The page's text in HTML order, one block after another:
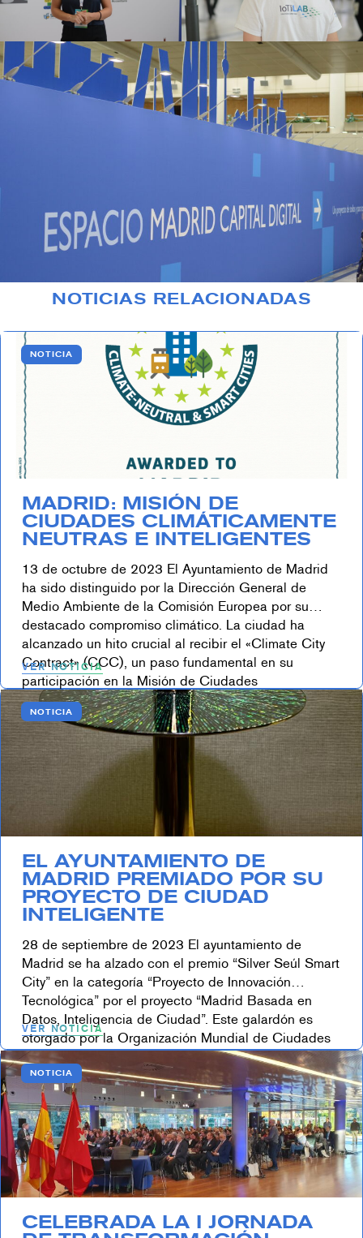
NOTICIAS RELACIONADAS
MADRID: MISIÓN DE
CIUDADES CLIMÁTICAMENTE
NEUTRAS E INTELIGENTES
13 de octubre de 2023 El Ayuntamiento de Madrid
ha sido distinguido por la Dirección General de
Medio Ambiente de la Comisión Europea por su
destacado compromiso climático. La ciudad ha
alcanzado un hito crucial al recibir el «Climate City
Contract» (CCC), un paso fundamental en su
participación en la Misión de Ciudades
Climáticamente Neutras […]
VER NOTICIA
NOTICIA
EL AYUNTAMIENTO DE
MADRID PREMIADO POR SU
PROYECTO DE CIUDAD
INTELIGENTE
28 de septiembre de 2023 El ayuntamiento de
Madrid se ha alzado con el premio “Silver Seúl Smart
City” en la categoría “Proyecto de Innovación
Tecnológica” por el proyecto “Madrid Basada en
Datos, Inteligencia de Ciudad”. Este galardón es
otorgado por la Organización Mundial de Ciudades
Sostenibles e Inteligentes. Fernando de Pablo,
director general de […]
VER NOTICIA
NOTICIA
CELEBRADA LA I JORNADA
NOTICIA